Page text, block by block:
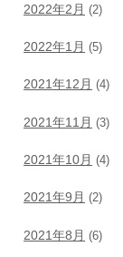
2022年2月 (2)
2022年1月 (5)
2021年12月 (4)
2021年11月 (3)
2021年10月 (4)
2021年9月 (2)
2021年8月 (6)